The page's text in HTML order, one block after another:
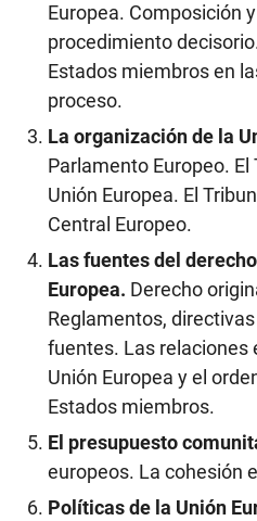
Europea. Composición
procedimiento
Estados miembros en
proceso.
La organización de la
Parlamento Europeo.
Unión Europea. El
Central Europeo.
Las fuentes del
Europea. Derecho
Reglamentos,
fuentes. Las relaciones
Unión Europea y el
Estados miembros.
El presupuesto
europeos. La cohesión
Políticas de la Unión